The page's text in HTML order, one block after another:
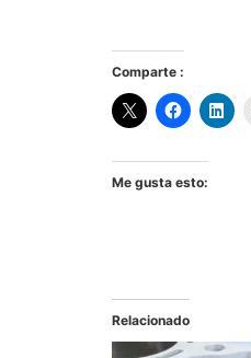
Comparte :
Me gusta esto:
Relacionado